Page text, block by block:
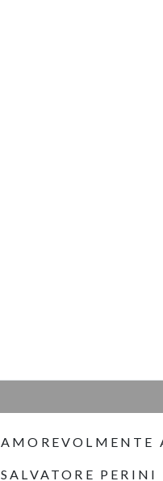
AMOREVOLMENTE
SALVATORE PERINI